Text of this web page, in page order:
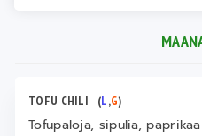
TOFU CHILI (L,G)
Tofupaloja, sipulia,